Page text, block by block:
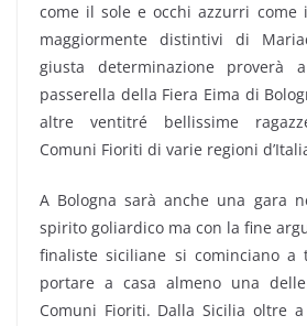
come il sole e occhi azzurri
maggiormente distintivi di
giusta determinazione proverà
passerella della Fiera Eima di
altre ventitré bellissime
Comuni Fioriti di varie regioni
A Bologna sarà anche una gara
spirito goliardico ma con la fine
finaliste siciliane si cominciano a
portare a casa almeno una
Comuni Fioriti. Dalla Sicilia oltre